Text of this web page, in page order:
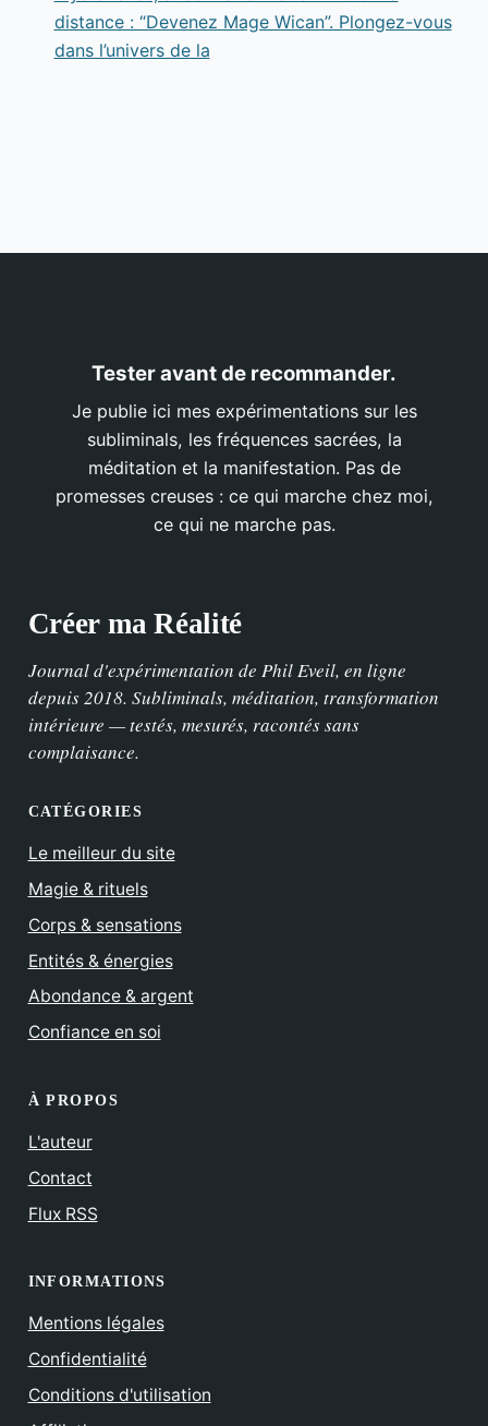
distance : “Devenez Mage Wican”. Plongez-vous
dans l’univers de la
Tester avant de recommander.
Je publie ici mes expérimentations sur les
subliminals, les fréquences sacrées, la
méditation et la manifestation. Pas de
promesses creuses : ce qui marche chez moi,
ce qui ne marche pas.
Créer ma Réalité
Journal d'expérimentation de Phil Eveil, en ligne
depuis 2018. Subliminals, méditation, transformation
intérieure — testés, mesurés, racontés sans
complaisance.
CATÉGORIES
Le meilleur du site
Magie & rituels
Corps & sensations
Entités & énergies
Abondance & argent
Confiance en soi
À PROPOS
L'auteur
Contact
Flux RSS
INFORMATIONS
Mentions légales
Confidentialité
Conditions d'utilisation